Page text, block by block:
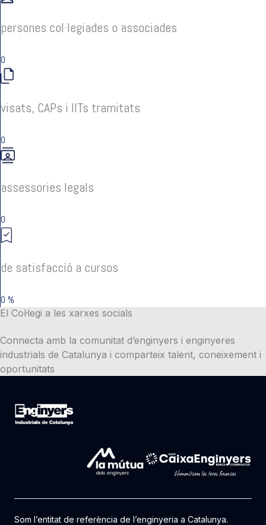
persones col·legiades o associades
0
visats, CAPs i IITs tramitats
0
assessories legals
0
de satisfacció a cursos
0 %
El Col·legi a les xarxes socials
Connecta amb la comunitat d’enginyers i enginyeres
industrials de Catalunya i comparteix talent, coneixement i
oportunitats
Som l’entitat de referència de l’enginyeria a Catalunya.